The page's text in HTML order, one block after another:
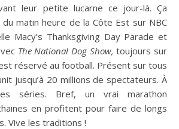
leur petite lucarne ce jour-là. Ça
matin heure de la Côte Est sur NBC
Macy’s Thanksgiving Day Parade et
The National Dog Show,toujours sur
réservé au football. Présent sur tous
jusqu’à 20 millions de spectateurs. À
séries. Bref, un vrai marathon
en profitent pour faire de longs
Vive les traditions !